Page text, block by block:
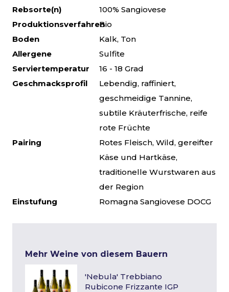
Rebsorte(n)
100% Sangiovese
ProduktionsverfahrenBio
Boden
Kalk, Ton
Allergene
Sulfite
Serviertemperatur
16 - 18 Grad
Geschmacksprofil
Lebendig, raffiniert,
geschmeidige Tannine,
subtile Kräuterfrische, reife
rote Früchte
Pairing
Rotes Fleisch, Wild, gereifter
Käse und Hartkäse,
traditionelle Wurstwaren aus
der Region
Einstufung
Romagna Sangiovese DOCG
Mehr Weine von diesem Bauern
'Nebula' Trebbiano
Rubicone Frizzante IGP